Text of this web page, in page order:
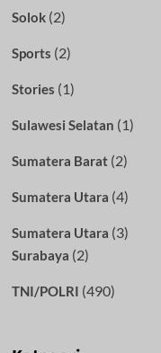
Solok(2)
Sports (2)
Stories (1)
Sulawesi Selatan (1)
Sumatera Barat(2)
Sumatera Utara (4)
Sumatera Utara (3)
Surabaya (2)
TNI/POLRI (490)